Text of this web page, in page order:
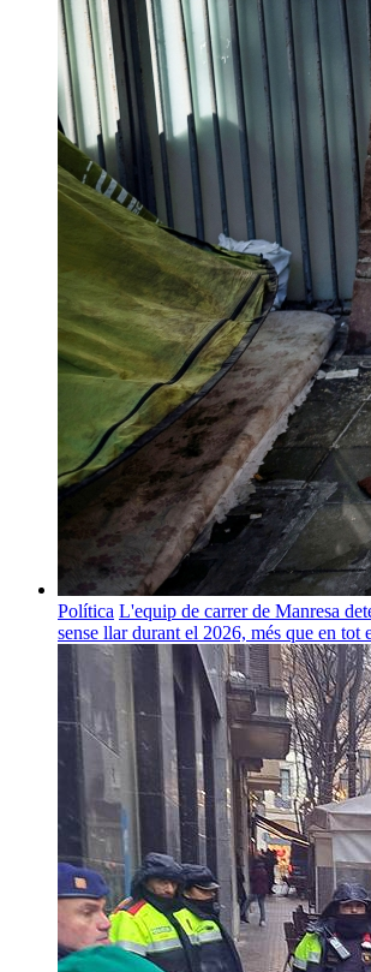
Política L'equip de carrer de Manresa
sense llar durant el 2026, més que en tot